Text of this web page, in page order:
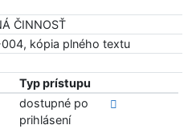
ČINNOSŤ
kópia plného textu
Typ prístupu
dostupné po
prihlásení